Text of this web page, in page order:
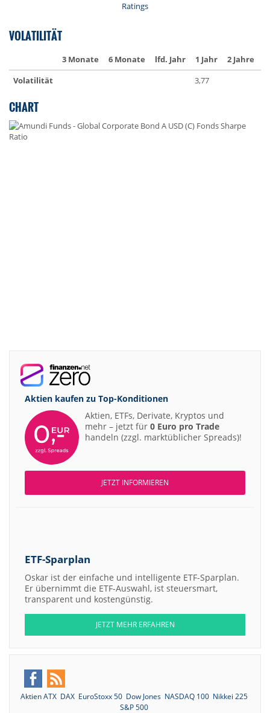
Ratings
VOLATILITÄT
3 Monate 6 Monate lfd. Jahr 1 Jahr 2 Jahre
Volatilität
3,77
CHART
Aktien kaufen zu Top-Konditionen
Aktien, ETFs, Derivate, Kryptos und
mehr – jetzt für 0 Euro pro Trade
handeln (zzgl. marktüblicher Spreads)!
JETZT INFORMIEREN
ETF-Sparplan
Oskar ist der einfache und intelligente ETF-Sparplan.
Er übernimmt die ETF-Auswahl, ist steuersmart,
transparent und kostengünstig.
JETZT MEHR ERFAHREN
Aktien ATX DAX EuroStoxx 50 Dow Jones NASDAQ 100 Nikkei 225
S&P 500